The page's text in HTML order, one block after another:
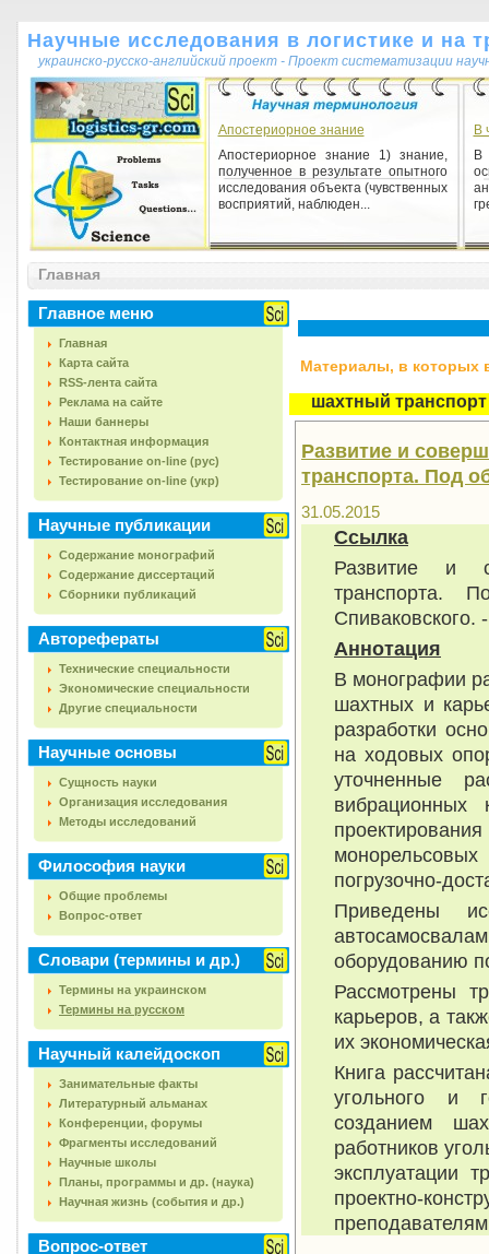
Научные исследования в логистике и на
украинско-русско-английский проект - Проект систематизации
Апостериорное знание
Апостериорное знание 1) знание,
полученное в результате опытного
исследования объекта (чувственных
восприятий, наблюден...
Выборка пространственная
значение переменной для разных
единиц в данный момент времени...
В
В
Главная
Главное меню
Главная
Карта сайта
RSS-лента сайта
Реклама на сайте
Наши баннеры
Контактная информация
Тестирование on-line (рус)
Тестирование on-line (укр)
Научные публикации
Содержание монографий
Содержание диссертаций
Сборники публикаций
Авторефераты
Технические специальности
Экономические специальности
Другие специальности
Научные основы
Сущность науки
Организация исследования
Методы исследований
Философия науки
Общие проблемы
Вопрос-ответ
Словари (термины и др.)
Термины на украинском
Термины на русском
Научный калейдоскоп
Занимательные факты
Литературный альманах
Конференции, форумы
Фрагменты исследований
Научные школы
Планы, программы и др. (наука)
Научная жизнь (события и др.)
Вопрос-ответ
Материалы, в которых
шахтный транспорт
Развитие и
транспорта. Под
31.05.2015
Ссылка
Развитие и
Аннотация
В монографии
шахтных и
разработки
на ходовых
уточненные
вибрационных
погрузочно-
Приведены
оборудованию
Рассмотрены
карьеров, а
их
Книга
угольного и
созданием
работников
эксплуатации
проектно-